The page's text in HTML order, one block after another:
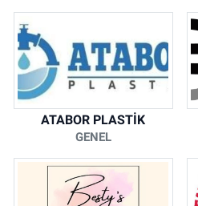
ATABOR PLASTİK
GENEL